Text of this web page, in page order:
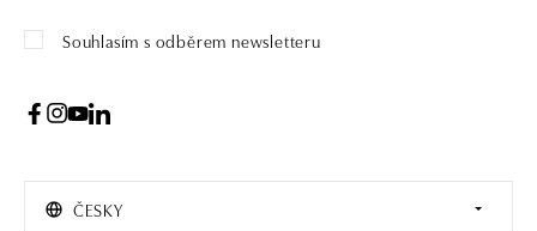
Souhlasím s odběrem newsletteru
ČESKY